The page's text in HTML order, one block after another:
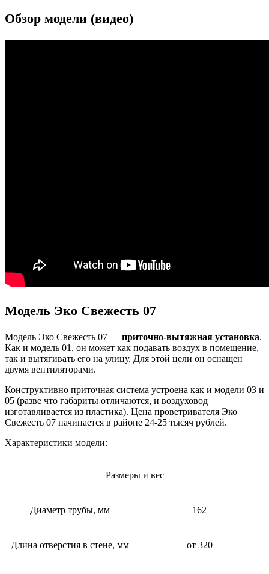
Обзор модели (видео)
Модель Эко Свежесть 07
Модель Эко Свежесть 07 — приточно-вытяжная установка.
Как и модель 01, он может как подавать воздух в помещение,
так и вытягивать его на улицу. Для этой цели он оснащен
двумя вентиляторами.
Конструктивно приточная система устроена как и модели 03 и
05 (разве что габариты отличаются, и воздуховод
изготавливается из пластика). Цена проветривателя Эко
Свежесть 07 начинается в районе 24-25 тысяч рублей.
Характеристики модели:
Размеры и вес
Диаметр трубы, мм 162
Длина отверстия в стене, мм от 320